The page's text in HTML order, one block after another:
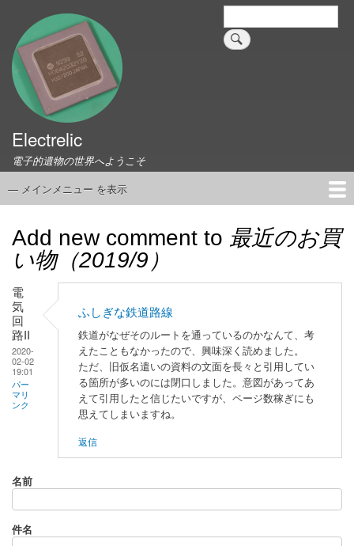
検
索
Electrelic
電子的遺物の世界へようこそ
メ
メ
ー
— メインメニュー を表示
Add new comment to 最近のお買
い物（2019/9）
電
気
回
路II
2020-
02-02
19:01
パー
マリ
ンク
ふしぎな鉄道路線
鉄道がなぜそのルートを通っているのかなんて、考
えたこともなかったので、興味深く読めました。
ただ、旧仮名遣いの資料の文面を長々と引用してい
る箇所が多いのには閉口しました。意図があってあ
えて引用したと信じたいですが、ページ数稼ぎにも
思えてしまいますね。
返信
名前
件名